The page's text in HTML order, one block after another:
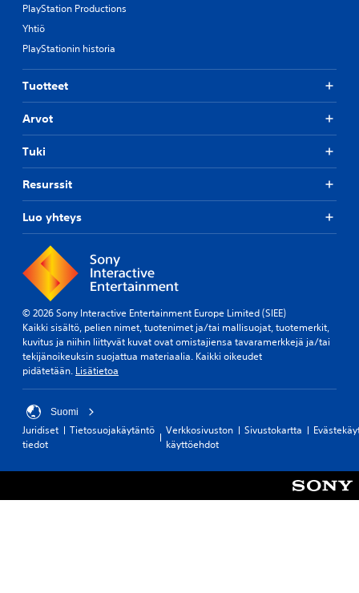
PlayStation Productions
Yhtiö
PlayStationin historia
Tuotteet
Arvot
Tuki
Resurssit
Luo yhteys
© 2026 Sony Interactive Entertainment Europe Limited (SIEE)
Kaikki sisältö, pelien nimet, tuotenimet ja/tai mallisuojat, tuotemerkit,
kuvitus ja niihin liittyvät kuvat ovat omistajiensa tavaramerkkejä ja/tai
tekijänoikeuksin suojattua materiaalia. Kaikki oikeudet
pidätetään. Lisätietoa
Suomi
Juridiset
tiedot
Tietosuojakäytäntö
Verkkosivuston
käyttöehdot
Sivustokartta